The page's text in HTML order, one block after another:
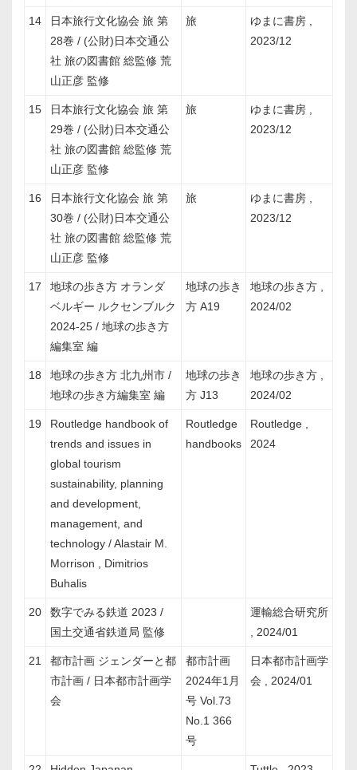
14
日本旅行文化協会 旅 第
28巻 / (公財)日本交通公
社 旅の図書館 総監修 荒
山正彦 監修
旅
ゆまに書房 ,
2023/12
15
日本旅行文化協会 旅 第
29巻 / (公財)日本交通公
社 旅の図書館 総監修 荒
山正彦 監修
旅
ゆまに書房 ,
2023/12
16
日本旅行文化協会 旅 第
30巻 / (公財)日本交通公
社 旅の図書館 総監修 荒
山正彦 監修
旅
ゆまに書房 ,
2023/12
17
地球の歩き方 オランダ
ベルギー ルクセンブルク
2024-25 / 地球の歩き方
編集室 編
地球の歩き
方 A19
地球の歩き方 ,
2024/02
18
地球の歩き方 北九州市 /
地球の歩き方編集室 編
地球の歩き
方 J13
地球の歩き方 ,
2024/02
19
Routledge handbook of
trends and issues in
global tourism
sustainability, planning
and development,
management, and
technology / Alastair M.
Morrison , Dimitrios
Buhalis
Routledge
handbooks
Routledge ,
2024
20
数字でみる鉄道 2023 /
国土交通省鉄道局 監修
運輸総合研究所
, 2024/01
21
都市計画 ジェンダーと都
市計画 / 日本都市計画学
会
都市計画
2024年1月
号 Vol.73
No.1 366
号
日本都市計画学
会 , 2024/01